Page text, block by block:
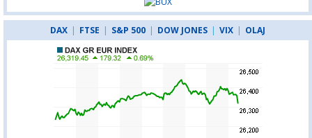
DAX | FTSE | S&P 500 | DOW JONES | VIX | OLAJ